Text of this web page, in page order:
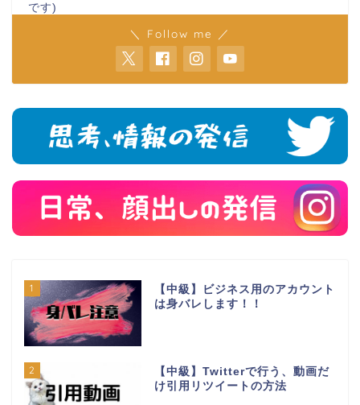
です)
＼ Follow me ／
1
【中級】ビジネス用のアカウント
は身バレします！！
2
【中級】Twitterで行う、動画だ
け引用リツイートの方法